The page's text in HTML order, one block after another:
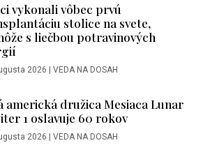
vykonali vôbec prvú
stolice na svete,
s liečbou potravinových
2026 | VEDA NA DOSAH
americká družica Mesiaca Lunar
1 oslavuje 60 rokov
2026 | VEDA NA DOSAH